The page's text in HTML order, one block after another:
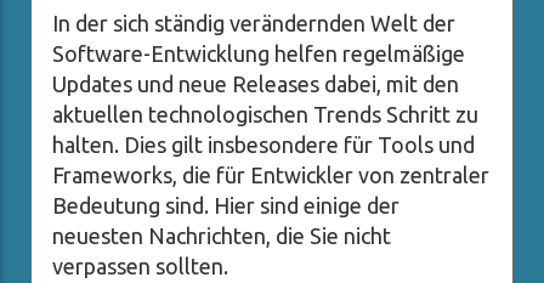
In der sich ständig verändernden Welt der
Software-Entwicklung helfen regelmäßige
Updates und neue Releases dabei, mit den
aktuellen technologischen Trends Schritt zu
halten. Dies gilt insbesondere für Tools und
Frameworks, die für Entwickler von zentraler
Bedeutung sind. Hier sind einige der
neuesten Nachrichten, die Sie nicht
verpassen sollten.